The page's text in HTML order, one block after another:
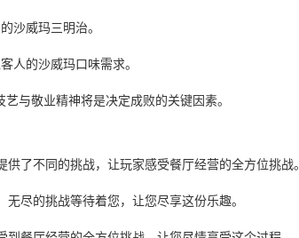
沙威玛三明治。
人的沙威玛口味需求。
与敬业精神将是决定成败的关键因素。
了不同的挑战，让玩家感受餐厅经营的全方位挑战。
尽的挑战等待着您，让您尽享这份乐趣。